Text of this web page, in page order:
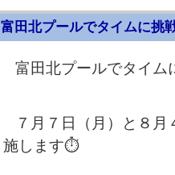
富田北プールでタイムに挑
富田北プールでタイム
７月７日（月）と８
施します⏱️